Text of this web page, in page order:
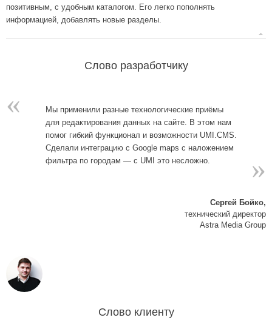
позитивным, с удобным каталогом. Его легко пополнять
информацией, добавлять новые разделы.
Слово разработчику
«
Мы применили разные технологические приёмы
для редактирования данных на сайте. В этом нам
помог гибкий функционал и возможности UMI.CMS.
Сделали интеграцию с Google maps с наложением
фильтра по городам — с UMI это несложно.
»
Сергей Бойко,
технический директор
Astra Media Group
Слово клиенту